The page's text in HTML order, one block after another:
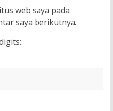
web saya pada
saya berikutnya.